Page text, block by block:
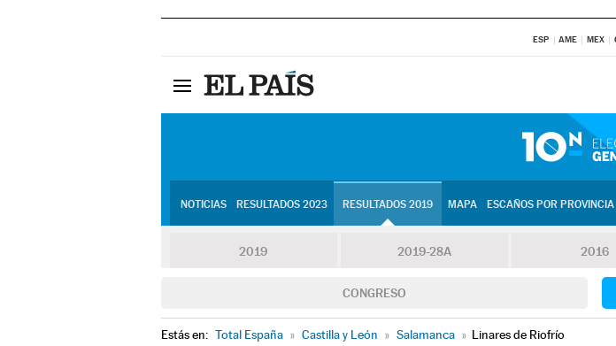
ESP AME MEX
NOTICIAS RESULTADOS 2023 RESULTADOS 2019 MAPA ESCAÑOS POR PROVINCIA
2019 2019-28A 2016
CONGRESO
Estás en: Total España » Castilla y León » Salamanca » Linares de Riofrío